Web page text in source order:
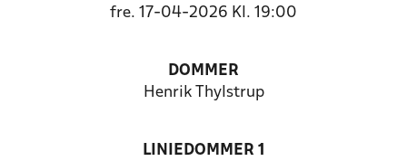
fre. 17-04-2026 Kl. 19:00
DOMMER
Henrik Thylstrup
LINIEDOMMER 1